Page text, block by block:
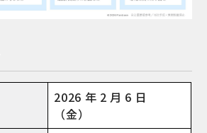
2026 年 2 月 6 日
（金）